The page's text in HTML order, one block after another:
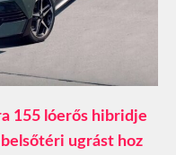
155 lóerős hibridje
ugrást hoz